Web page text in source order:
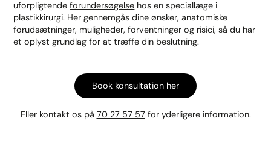
uforpligtendeforundersøgelse hos en speciallæge i
plastikkirurgi. Her gennemgås dine ønsker, anatomiske
forudsætninger, muligheder, forventninger og risici, så du har
et oplyst grundlag for at træffe din beslutning.
Book konsultation her
Eller kontakt os på 70 27 57 57for yderligere information.